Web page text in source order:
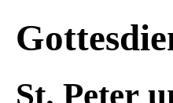
St. Peter